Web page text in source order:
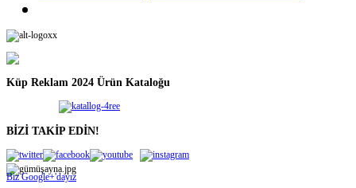
Küp Reklam 2024 Ürün Kataloğu
BİZİ TAKİP EDİN!
Biz Google+'dayız